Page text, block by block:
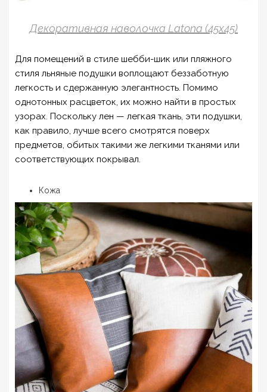
Декоративная наволочка Latona (45х45)
Для помещений в стиле шебби-шик или пляжного
стиля льняные подушки воплощают беззаботную
легкость и сдержанную элегантность. Помимо
однотонных расцветок, их можно найти в простых
узорах. Поскольку лен — легкая ткань, эти подушки,
как правило, лучше всего смотрятся поверх
предметов, обитых такими же легкими тканями или
соответствующих покрывал.
Кожа